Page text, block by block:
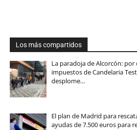
Los más compartidos
La paradoja de Alcorcón: por
impuestos de Candelaria
desplome…
El plan de Madrid para
ayudas de 7.500 euros para